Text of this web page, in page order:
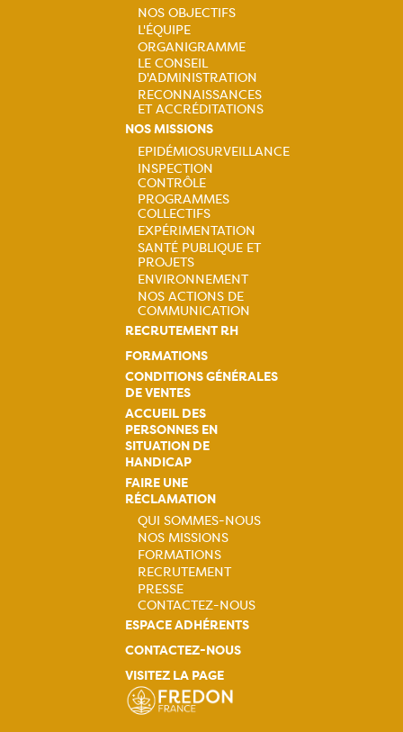
Navigation
principale
NOS OBJECTIFS
L'ÉQUIPE
ORGANIGRAMME
LE CONSEIL
D'ADMINISTRATION
RECONNAISSANCES
ET ACCRÉDITATIONS
NOS MISSIONS
Navigation
principale
EPIDÉMIOSURVEILLANCE
INSPECTION
CONTRÔLE
PROGRAMMES
COLLECTIFS
EXPÉRIMENTATION
SANTÉ PUBLIQUE ET
PROJETS
ENVIRONNEMENT
NOS ACTIONS DE
COMMUNICATION
RECRUTEMENT RH
FORMATIONS
CONDITIONS GÉNÉRALES
DE VENTES
ACCUEIL DES
PERSONNES EN
SITUATION DE
HANDICAP
FAIRE UNE
RÉCLAMATION
Navigation
principale
QUI SOMMES-NOUS
NOS MISSIONS
FORMATIONS
RECRUTEMENT
PRESSE
CONTACTEZ-NOUS
ESPACE ADHÉRENTS
CONTACTEZ-NOUS
VISITEZ LA PAGE